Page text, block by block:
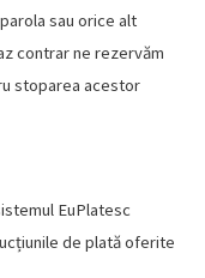
sau orice alt
contrar ne rezervăm
stoparea acestor
EuPlatesc
de plată oferite